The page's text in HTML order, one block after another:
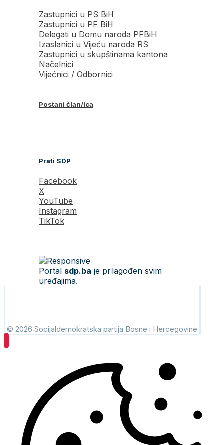
Zastupnici u PS BiH
Zastupnici u PF BiH
Delegati u Domu naroda PFBiH
Izaslanici u Vijeću naroda RS
Zastupnici u skupštinama kantona
Načelnici
Vijećnici / Odbornici
Postani član/ica
Prati SDP
Facebook
X
YouTube
Instagram
TikTok
Portal sdp.ba je prilagođen svim
uređajima.
© 2026 Socijaldemokratska partija Bosne i Hercegovine